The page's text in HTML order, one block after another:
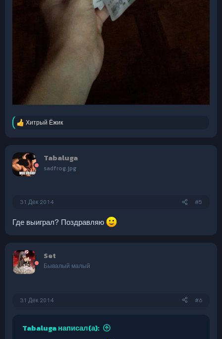
Р
ц
и
и
Хитрый Ёжик
Tabaluga
sadfrog.jpg
31 Дек 2014 #5
Где выиграл? Поздравляю
Set
Бывалый малый
31 Дек 2014 #6
Tabaluga написал(а):